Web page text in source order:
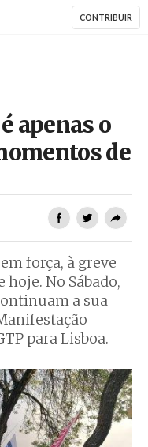
CONTRIBUIR
apenas o
de
força, à greve
No Sábado,
a sua
para Lisboa.